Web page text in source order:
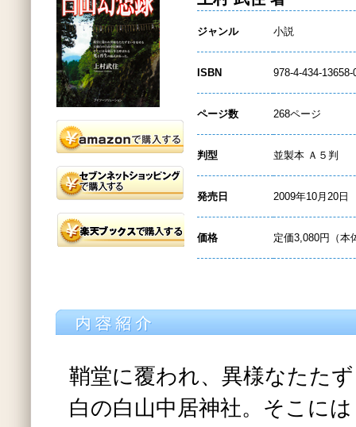
ジャンル 小説
ISBN 978-4-434-13658-
ページ数 268ページ
判型 並製本 Ａ５判
発売日 2009年10月20日
価格 定価3,080円（本
鞘堂に覆われ、異様なたた
白の白山中居神社。そこに